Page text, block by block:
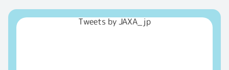
Tweets by JAXA_jp